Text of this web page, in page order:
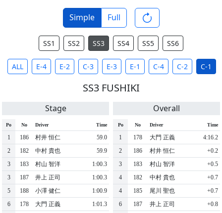
Simple Full
SS1 SS2 SS3 SS4 SS5 SS6
ALL E-4 E-2 C-3 E-3 E-1 C-4 C-2 C-1
SS3 FUSHIKI
Stage
Po No Driver Time
1 186 村井 恒仁
59.0
2
182 中村 貴也
59.9
3
183 村山 智洋
1:00.3
3
187 井上 正司
1:00.3
5
188 小澤 健仁
1:00.9
6
178 大門 正義
1:01.3
Overall
Po No Driver Time
1 178 大門 正義
4:16.2
2
186 村井 恒仁
+0.2
3
183 村山 智洋
+0.5
4
182 中村 貴也
+0.7
4
185 尾川 聖也
+0.7
6
187 井上 正司
+0.8